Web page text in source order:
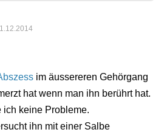
im äussereren Gehörgang
hat wenn man ihn berührt hat.
ich keine Probleme.
ihn mit einer Salbe